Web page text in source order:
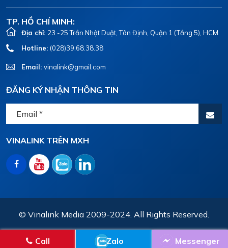
TP. HỒ CHÍ MINH:
Địa chỉ: 23 -25 Trần Nhật Duật, Tân Định, Quận 1 (Tầng 5), HCM
Hotline: (028)39.68.38.38
Email: vinalink@gmail.com
ĐĂNG KÝ NHẬN THÔNG TIN
VINALINK TRÊN MXH
© Vinalink Media 2009-2024. All Rights Reserved.
Call Zalo Messenger